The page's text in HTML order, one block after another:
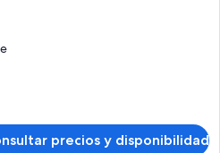
precios y disponibilidad